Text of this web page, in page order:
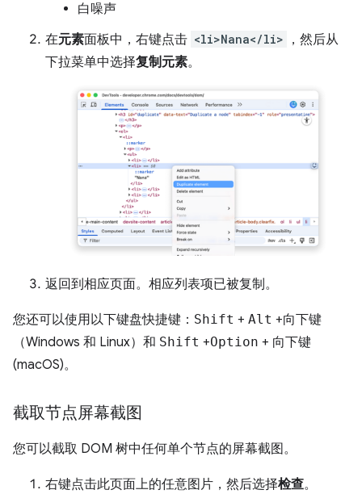
白噪声
在元素面板中，右键点击 <li>Nana</li>
，然后从
下拉菜单中选择复制元素。
返回到相应页面。相应列表项已被复制。
您还可以使用以下键盘快捷键： Shift + Alt +向下键
（Windows 和 Linux）和 Shift +Option + 向下键
(macOS)。
截取节点屏幕截图
您可以截取 DOM 树中任何单个节点的屏幕截图。
右键点击此页面上的任意图片，然后选择检查。